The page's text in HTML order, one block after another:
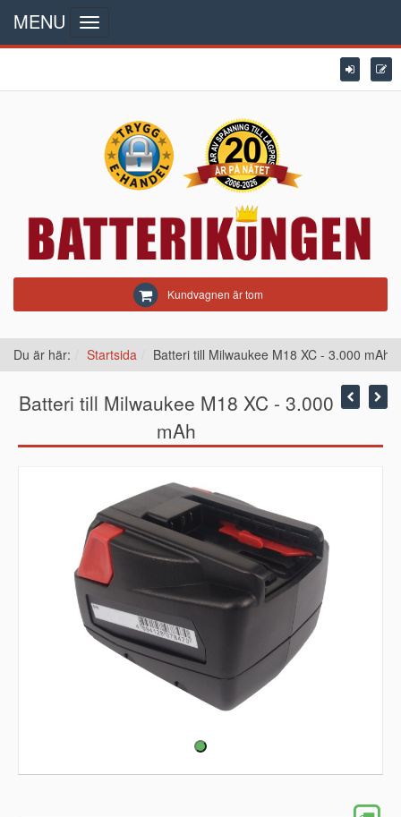
Kundvagnen är tom
MENU
Toggle
navigation
Du är här: Startsida Batteri till Milwaukee M18 XC - 3.000 mAh
Batteri till Milwaukee M18 XC - 3.000
mAh